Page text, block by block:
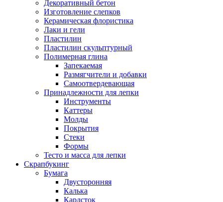
Декоративный бетон
Изготовление слепков
Керамическая флористика
Лаки и гели
Пластилин
Пластилин скульптурный
Полимерная глина
Запекаемая
Размягчители и добавки
Самоотвердевающая
Принадлежности для лепки
Инструменты
Каттеры
Молды
Покрытия
Стеки
Формы
Тесто и масса для лепки
Скрапбукинг
Бумага
Двусторонняя
Калька
Кардсток